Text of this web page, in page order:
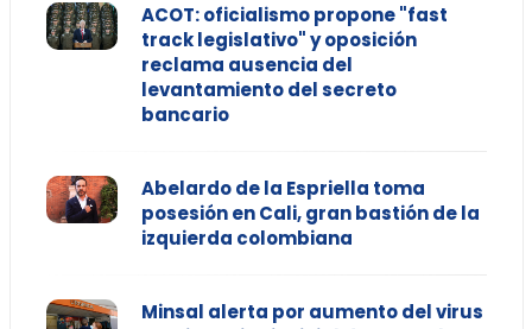
ACOT: oficialismo propone "fast
track legislativo" y oposición
reclama ausencia del
levantamiento del secreto
bancario
Abelardo de la Espriella toma
posesión en Cali, gran bastión de la
izquierda colombiana
Minsal alerta por aumento del virus